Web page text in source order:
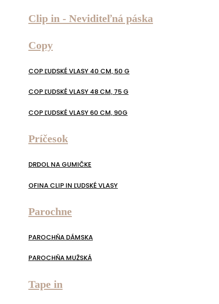
Clip in - Neviditeľná páska
Copy
COP ĽUDSKÉ VLASY 40 CM, 50 G
COP ĽUDSKÉ VLASY 48 CM, 75 G
COP ĽUDSKÉ VLASY 60 CM, 90G
Príčesok
DRDOL NA GUMIČKE
OFINA CLIP IN ĽUDSKÉ VLASY
Parochne
PAROCHŇA DÁMSKA
PAROCHŇA MUŽSKÁ
Tape in